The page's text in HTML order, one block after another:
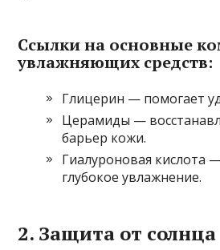
Ссылки на основные
увлажняющих средств:
Глицерин — помогает
Церамиды —
барьер кожи.
Гиалуроновая кислота
глубокое увлажнение.
2. Защита от солнца